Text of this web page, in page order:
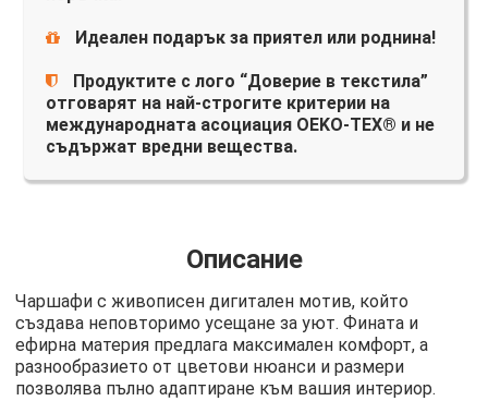
Идеален подарък за приятел или роднина!
Продуктите с лого “Доверие в текстила”
отговарят на най-строгите критерии на
международната асоциация OEKO-TEX® и не
съдържат вредни вещества.
Описание
Чаршафи с живописен дигитален мотив, който
създава неповторимо усещане за уют. Фината и
ефирна материя предлага максимален комфорт, а
разнообразието от цветови нюанси и размери
позволява пълно адаптиране към вашия интериор.